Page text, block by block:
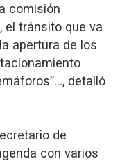
comisión
el tránsito que va
apertura de los
detalló
de
con varios